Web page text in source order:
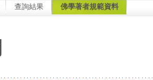
查詢結果 佛學著者規範資料